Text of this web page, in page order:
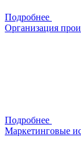
Подробнее
Организация
Подробнее
Маркетинговые